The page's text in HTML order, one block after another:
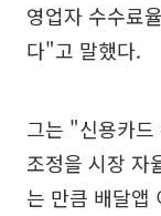
영업자 수수료
다"고 말했다.
그는 "신용카드
조정을 시장 자
는 만큼 배달앱